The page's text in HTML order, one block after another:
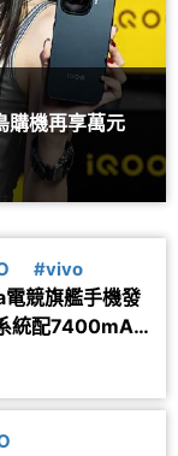
購機再享萬元
#vivo
競旗艦手機發
統配7400mAh